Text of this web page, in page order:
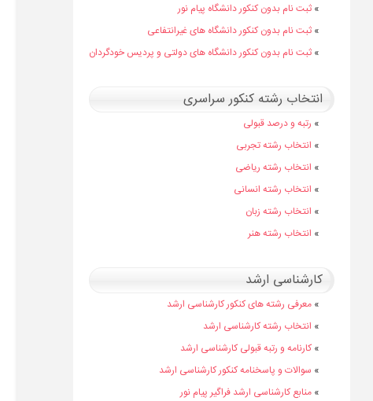
» ثبت نام بدون کنکور دانشگاه پیام نور
» ثبت نام بدون کنکور دانشگاه های غیرانتفاعی
» ثبت نام بدون کنکور دانشگاه های دولتی و پردیس خودگردان
انتخاب رشته کنکور سراسری
» رتبه و درصد قبولی
» انتخاب رشته تجربی
» انتخاب رشته ریاضی
» انتخاب رشته انسانی
» انتخاب رشته زبان
» انتخاب رشته هنر
کارشناسی ارشد
» معرفی رشته های کنکور کارشناسی ارشد
» انتخاب رشته کارشناسی ارشد
» کارنامه و رتبه قبولی کارشناسی ارشد
» سوالات و پاسخنامه کنکور کارشناسی ارشد
» منابع کارشناسی ارشد فراگیر پیام نور